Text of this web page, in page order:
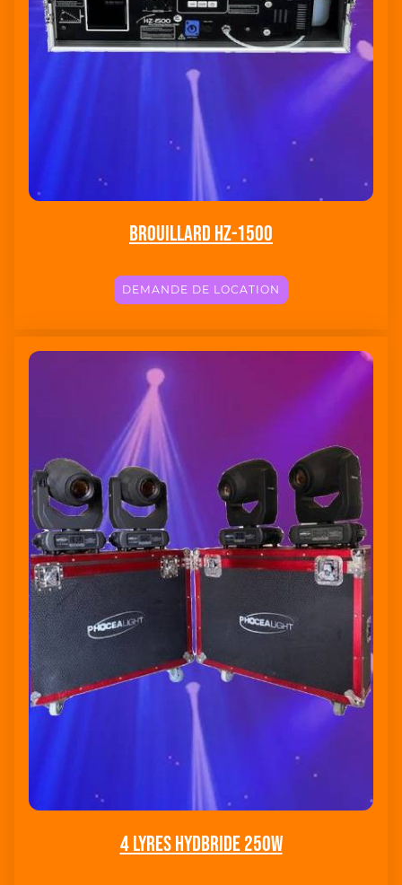
brouillard HZ-1500
DEMANDE DE LOCATION
4 Lyres Hydbride 250W